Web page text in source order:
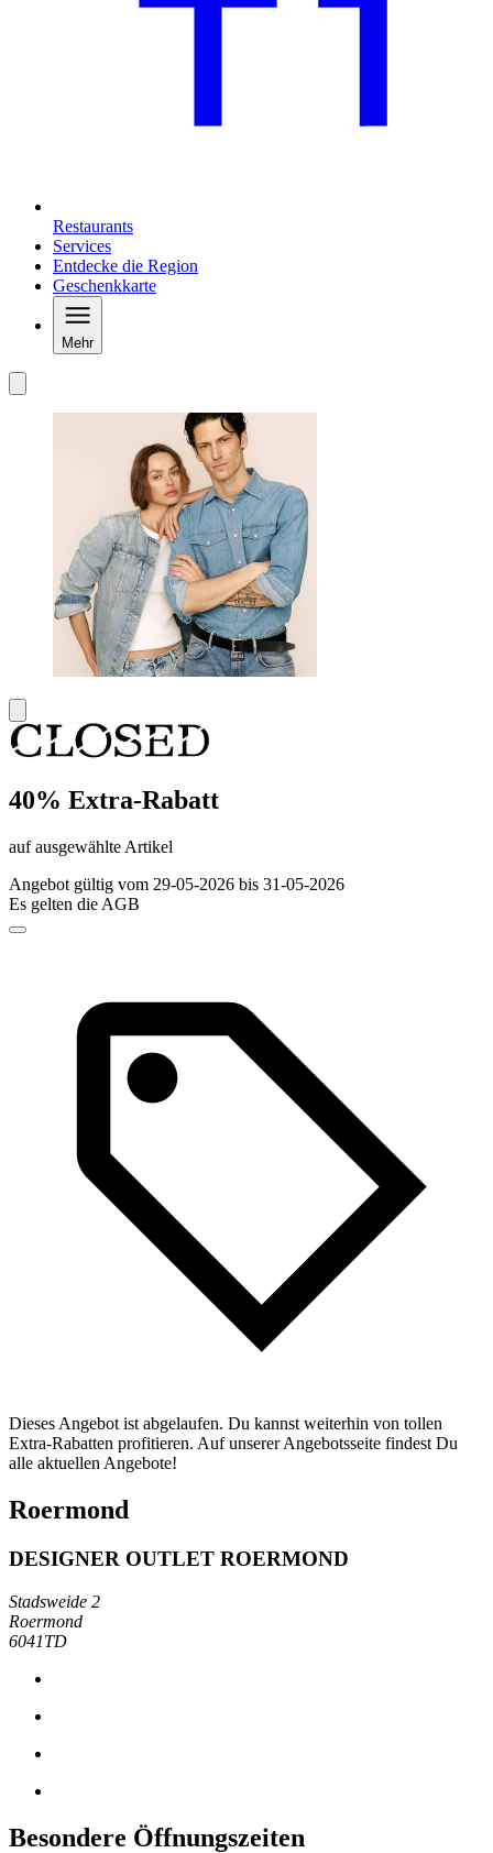
Restaurants
Services
Entdecke die Region
Geschenkkarte
Mehr
40% Extra-Rabatt
auf ausgewählte Artikel
Angebot gültig vom 29-05-2026 bis 31-05-2026
Es gelten die AGB
Dieses Angebot ist abgelaufen. Du kannst weiterhin von tollen
Extra-Rabatten profitieren. Auf unserer Angebotsseite findest Du
alle aktuellen Angebote!
Roermond
DESIGNER OUTLET ROERMOND
Stadsweide 2
Roermond
6041TD
Besondere Öffnungszeiten